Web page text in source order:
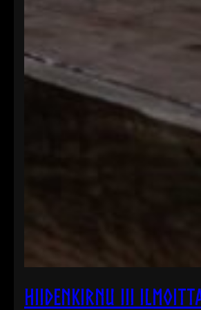
Hiidenkirnu III